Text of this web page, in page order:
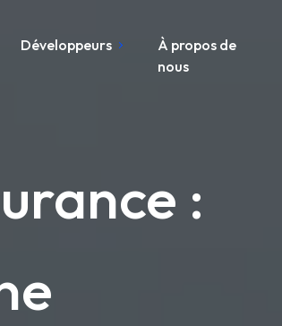
Développeurs
À propos de
nous
: